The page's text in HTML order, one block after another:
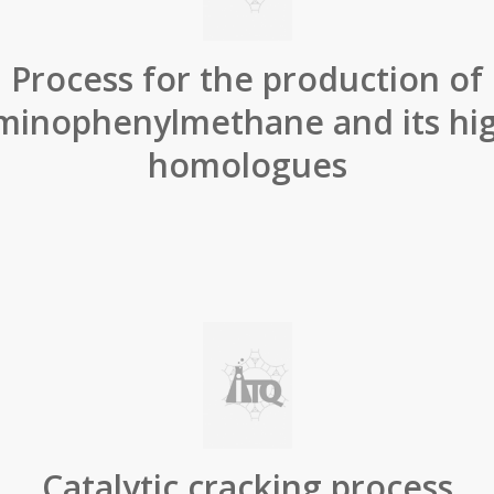
Process for the production of
and its
homologues